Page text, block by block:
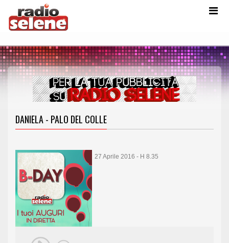
DANIELA - PALO DEL COLLE
27 Aprile 2016 - H 8.35